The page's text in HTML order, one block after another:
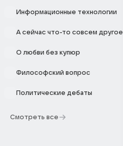
Информационные технологии
А сейчас что-то совсем другое
О любви без купюр
Философский вопрос
Политические дебаты
Смотреть все